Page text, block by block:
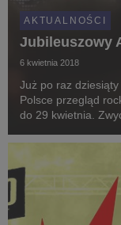
AKTUALNOŚCI
Jubileuszowy
6 kwietnia 2018
Już po raz dziesiąty
Polsce przegląd
do 29 kwietnia.